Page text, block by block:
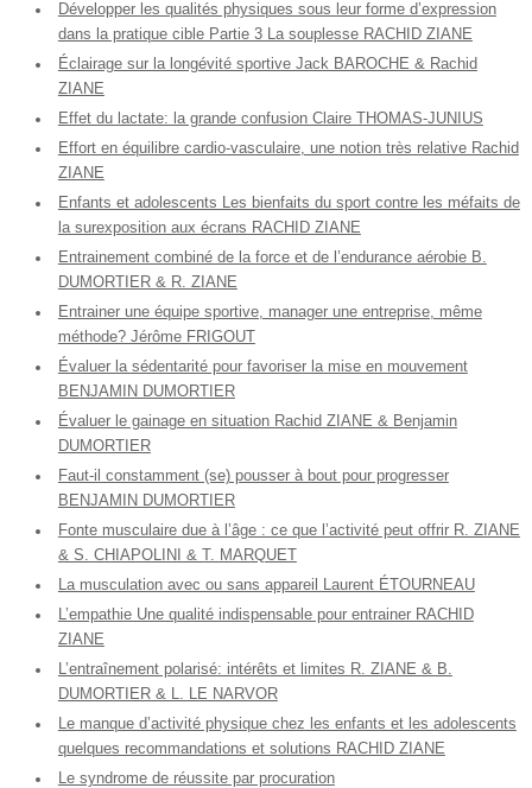
Développer les qualités physiques sous leur forme d’expression
dans la pratique cible Partie 3 La souplesse RACHID ZIANE
Éclairage sur la longévité sportive Jack BAROCHE & Rachid
ZIANE
Effet du lactate: la grande confusion Claire THOMAS-JUNIUS
Effort en équilibre cardio-vasculaire, une notion très relative Rachid
ZIANE
Enfants et adolescents Les bienfaits du sport contre les méfaits de
la surexposition aux écrans RACHID ZIANE
Entrainement combiné de la force et de l’endurance aérobie B.
DUMORTIER & R. ZIANE
Entrainer une équipe sportive, manager une entreprise, même
méthode? Jérôme FRIGOUT
Évaluer la sédentarité pour favoriser la mise en mouvement
BENJAMIN DUMORTIER
Évaluer le gainage en situation Rachid ZIANE & Benjamin
DUMORTIER
Faut-il constamment (se) pousser à bout pour progresser
BENJAMIN DUMORTIER
Fonte musculaire due à l’âge : ce que l’activité peut offrir R. ZIANE
& S. CHIAPOLINI & T. MARQUET
La musculation avec ou sans appareil Laurent ÉTOURNEAU
L’empathie Une qualité indispensable pour entrainer RACHID
ZIANE
L’entraînement polarisé: intérêts et limites R. ZIANE & B.
DUMORTIER & L. LE NARVOR
Le manque d’activité physique chez les enfants et les adolescents
quelques recommandations et solutions RACHID ZIANE
Le syndrome de réussite par procuration